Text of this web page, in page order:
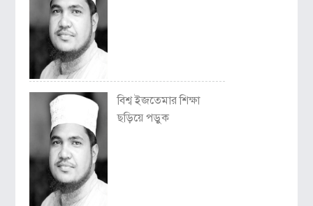
বিশ্ব ইজতেমার শিক্ষা
ছড়িয়ে পড়ুক